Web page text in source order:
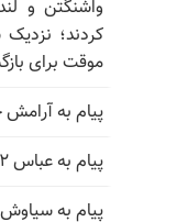
واشنگتن و
کردند؛
موقت برای
پیام به
پیام به عباس ۱۲۱۲ همدان
پیام به سیاوش۲۹۲۱